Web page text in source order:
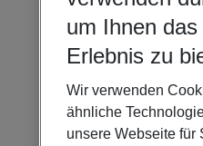
um Ihnen
Erlebnis zu
Wir verwenden
ähnliche
unsere Webseite für